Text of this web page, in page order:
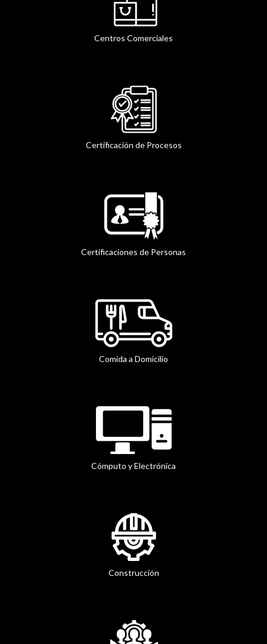
Centros Comerciales
Certificación de Procesos
Certificaciones de Personas
Comida a Domicilio
Cómputo y Electrónica
Construcción